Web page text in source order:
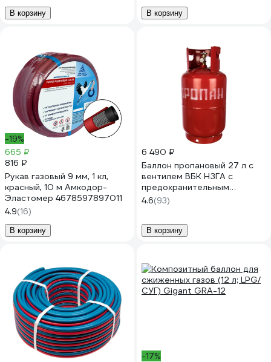
В корзину В корзину
-19%
665 ₽
816 ₽
Рукав газовый 9 мм, 1 кл,
красный, 10 м Амкодор-
Эластомер 4678597897011
4.9(16)
В корзину
6 490 ₽
Баллон пропановый 27 л с
вентилем ВБК НЗГА с
предохранительным
клапаном Спец СВ-
БАЛ27ВБКН
4.6(93)
В корзину
-17%